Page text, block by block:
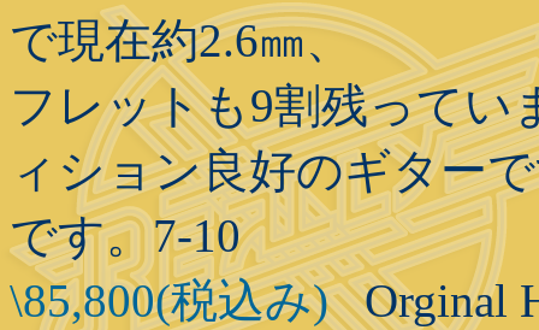
で現在約2.6㎜、
フレットも9割残ってい
ィション良好のギター
です。7-10
\85,800(税込み)Orginal